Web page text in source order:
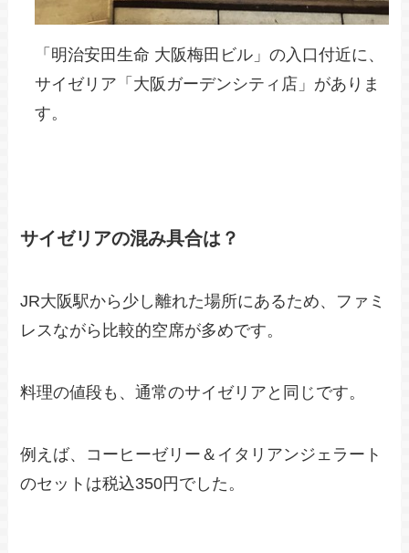
「明治安田生命 大阪梅田ビル」の入口付近に、
サイゼリア「大阪ガーデンシティ店」がありま
す。
サイゼリアの混み具合は？
JR大阪駅から少し離れた場所にあるため、ファミ
レスながら比較的空席が多めです。
料理の値段も、通常のサイゼリアと同じです。
例えば、コーヒーゼリー＆イタリアンジェラート
のセットは税込350円でした。